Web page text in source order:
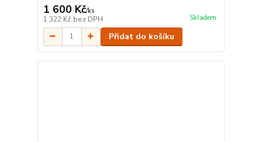
1 600 Kč/ks
1 322 Kč bez DPH Skladem
Přidat do košíku